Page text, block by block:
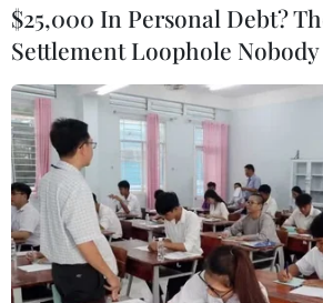
Đoàn tàu Hải quân Hoa Kỳ
phố Đà Nẵng
05/03/2020 08:57
Sự kiện góp phần khẳng định năng
cần, kỹ thuật, y tế của Việt Nam
Hải quân nước ngoài đến thăm.
$25,000 In Personal Debt?
Settlement Loophole